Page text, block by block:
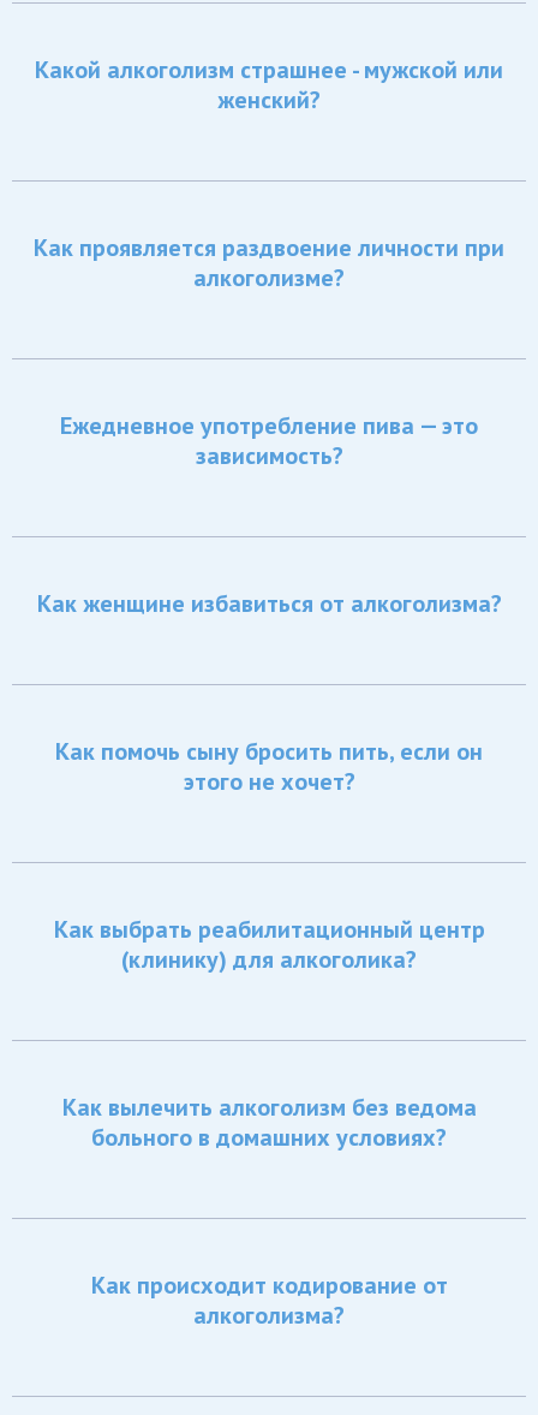
Какой алкоголизм страшнее - мужской или
женский?
Как проявляется раздвоение личности при
алкоголизме?
Ежедневное употребление пива — это
зависимость?
Как женщине избавиться от алкоголизма?
Как помочь сыну бросить пить, если он
этого не хочет?
Как выбрать реабилитационный центр
(клинику) для алкоголика?
Как вылечить алкоголизм без ведома
больного в домашних условиях?
Как происходит кодирование от
алкоголизма?